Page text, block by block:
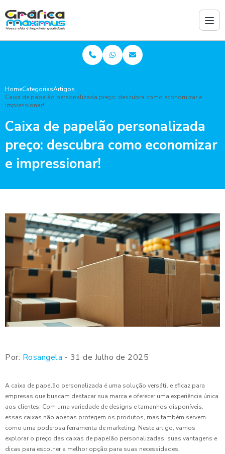
HomeCategoriasArtigos
Caixa de papelão personalizada preço: descubra como economizar e
impressionar!
Caixa de papelão personalizada
preço: descubra como economizar
e impressionar!
Por: Rosangela - 31 de Julho de 2025
A caixa de papelão personalizada é uma solução versátil e eficaz para
empresas que buscam destacar sua marca e oferecer uma experiência única
aos clientes. Com uma variedade de designs e tamanhos disponíveis,
essas caixas não apenas protegem os produtos, mas também servem
como uma poderosa ferramenta de marketing. Neste artigo, vamos
explorar o preço das caixas de papelão personalizadas, suas vantagens e
dicas para escolher a melhor opção para suas necessidades.